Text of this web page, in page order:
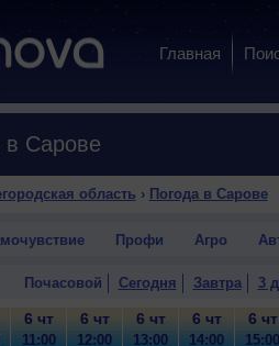
Главная
в Сарове
область › Погода в Сарове
Профи Агро
Почасовой Сегодня Завтра 3
6 чт
11:00
6 чт
12:00
6 чт
13:00
6 чт
14:00
6 чт
15:00